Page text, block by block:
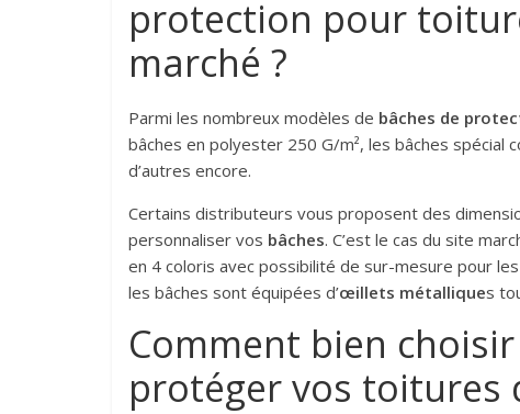
protection pour
marché ?
Parmi les nombreux modèles de bâches de
bâches en polyester 250 G/m², les bâches spécial
d’autres encore.
Certains distributeurs vous proposent des
personnaliser vos bâches. C’est le cas du site
en 4 coloris avec possibilité de sur-mesure pour
les bâches sont équipées d’œillets métalliques
Comment bien
protéger vos toitures